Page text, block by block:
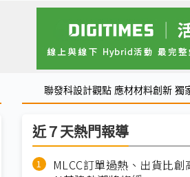
聯發科設計觀點 應材材料創新 獨
近７天熱門報導
MLCC訂單過熱、出貨比